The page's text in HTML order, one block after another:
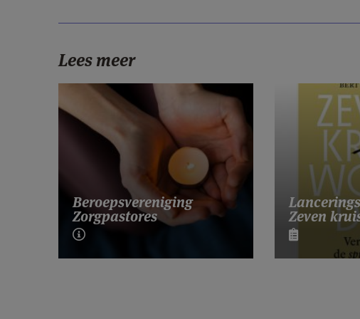
Lees meer
Beroepsvereniging
Zorgpastores Zeven